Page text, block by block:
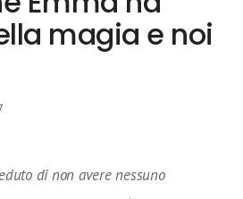
magia e noi
di non avere nessuno